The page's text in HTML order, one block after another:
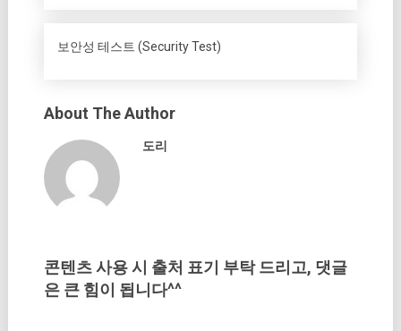
보안성 테스트 (Security Test)
About The Author
도리
콘텐츠 사용 시 출처 표기 부탁 드리고, 댓글
은 큰 힘이 됩니다^^